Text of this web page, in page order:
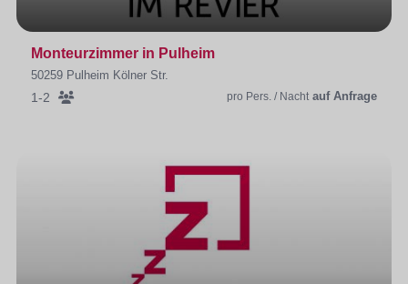
Monteurzimmer in Pulheim
50259 Pulheim Kölner Str.
1-2 pro Pers. / Nacht auf Anfrage